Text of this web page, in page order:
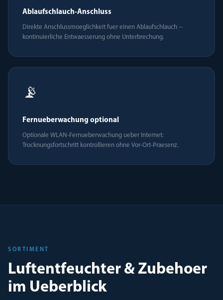
Ablaufschlauch-Anschluss
Direkte Anschlussmoeglichkeit fuer einen Ablaufschlauch --
kontinuierliche Entwaesserung ohne Unterbrechung.
📡
Fernueberwachung optional
Optionale WLAN-Fernueberwachung ueber Internet:
Trocknungsfortschritt kontrollieren ohne Vor-Ort-Praesenz.
SORTIMENT
Luftentfeuchter & Zubehoer
im Ueberblick